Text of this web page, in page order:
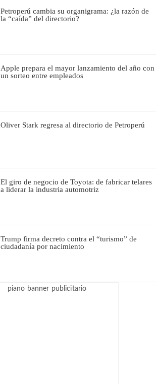
Petroperú cambia su organigrama: ¿la razón de
la “caída” del directorio?
Apple prepara el mayor lanzamiento del año con
un sorteo entre empleados
Oliver Stark regresa al directorio de Petroperú
El giro de negocio de Toyota: de fabricar telares
a liderar la industria automotriz
Trump firma decreto contra el “turismo” de
ciudadanía por nacimiento